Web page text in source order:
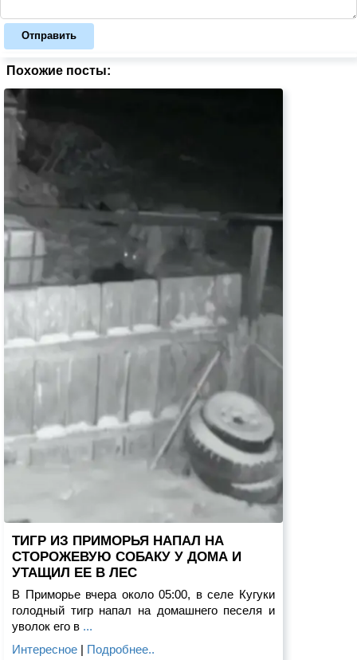
Отправить
Похожие посты:
ТИГР ИЗ ПРИМОРЬЯ НАПАЛ НА
СТОРОЖЕВУЮ СОБАКУ У ДОМА И
УТАЩИЛ ЕЕ В ЛЕС
В Приморье вчера около 05:00, в селе Кугуки
голодный тигр напал на домашнего песеля и
уволок его в ...
Интересное
Подробнее..